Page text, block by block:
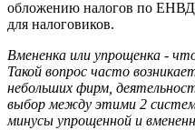
обложению налогов по
для налоговиков.
Вмененка или упрощенка -
Такой вопрос часто
небольших фирм,
выбор между этими 2
минусы упрощенной и